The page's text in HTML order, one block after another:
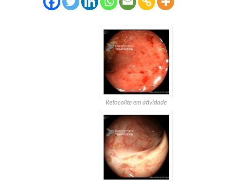
Retocolite em atividade